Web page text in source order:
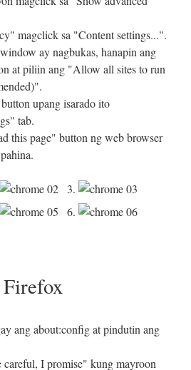
magclick sa "Content settings...".
ay nagbukas, hanapin ang
at piliin ang "Allow all sites to run
upang isarado ito
tab.
this page" button ng web browser
3.
6.
ang about:config at pindutin ang
I promise" kung mayroon